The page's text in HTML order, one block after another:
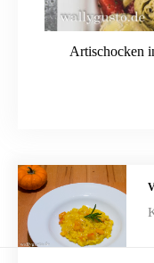
Artischocken